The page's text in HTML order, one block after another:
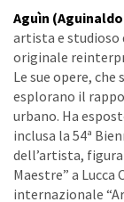
Aguìn
artista e studioso
originale
Le sue opere,
esplorano il
urbano. Ha
inclusa la 54ª
dell’artista,
Maestre” a Lucca
internazionale